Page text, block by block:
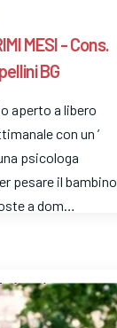
MESI - Cons.
BG
aperto a libero
con un ’
psicologa
pesare il bambino
a dom…